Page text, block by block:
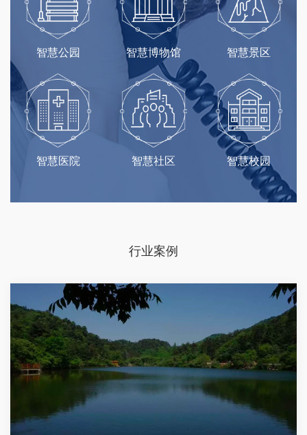
智慧公园 智慧博物馆 智慧景区
智慧医院 智慧社区 智慧校园
行业案例